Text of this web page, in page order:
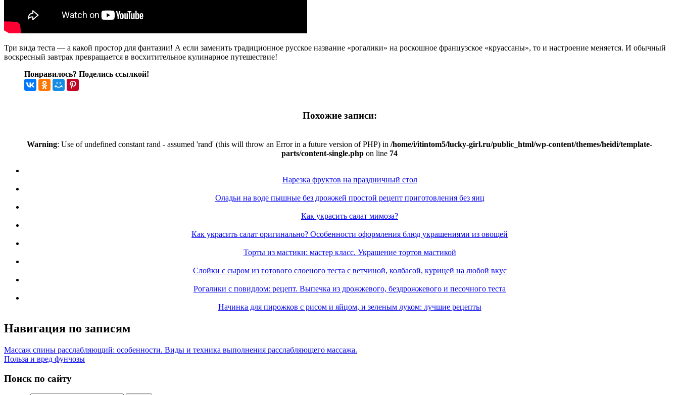
Три вида теста — а какой простор для фантазии! А если заменить традиционное русское название «рогалики» на роскошное французское «круассаны», то и настроение меняется. И обычный
воскресный завтрак превращается в восхитительное кулинарное путешествие!
Понравилось? Поделись ссылкой!
Похожие записи:
Warning: Use of undefined constant rand - assumed 'rand' (this will throw an Error in a future version of PHP) in /home/i/itintom5/lucky-girl.ru/public_html/wp-content/themes/heidi/template-
parts/content-single.php on line 74
Нарезка фруктов на праздничный стол
Оладьи на воде пышные без дрожжей простой рецепт приготовления без яиц
Как украсить салат мимоза?
Как украсить салат оригинально? Особенности оформления блюд украшениями из овощей
Торты из мастики: мастер класс. Украшение тортов мастикой
Слойки с сыром из готового слоеного теста с ветчиной, колбасой, курицей на любой вкус
Рогалики с повидлом: рецепт. Выпечка из дрожжевого, бездрожжевого и песочного теста
Начинка для пирожков с рисом и яйцом, и зеленым луком: лучшие рецепты
Навигация по записям
Массаж спины расслабляющий: особенности. Виды и техника выполнения расслабляющего массажа.
Польза и вред фунчозы
Поиск по сайту